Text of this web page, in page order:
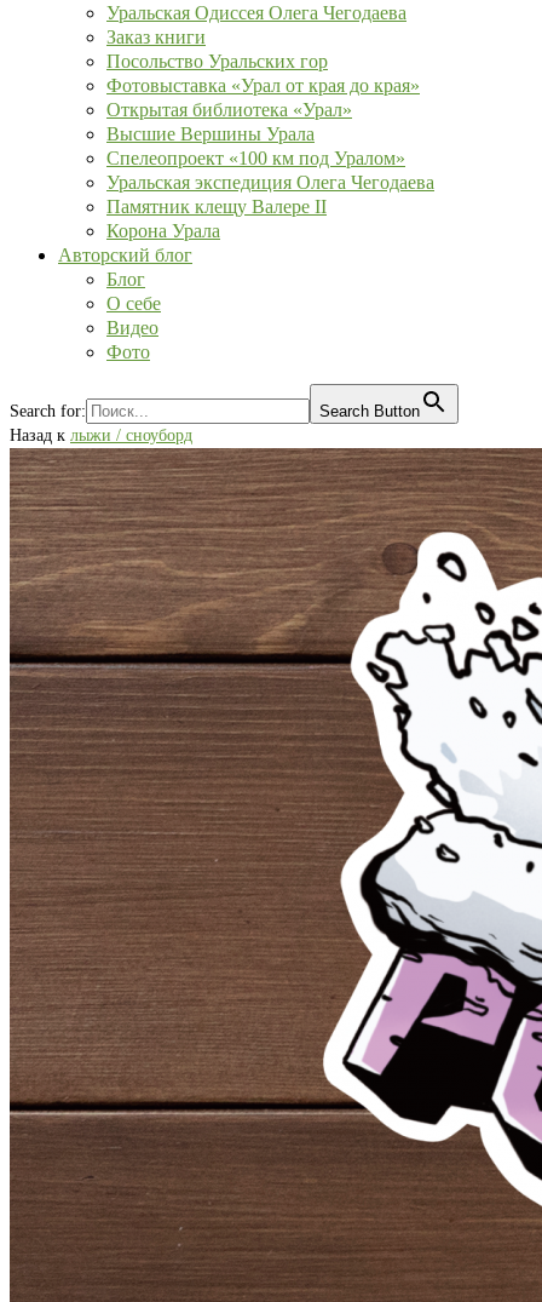
Уральская Одиссея Олега Чегодаева
Заказ книги
Посольство Уральских гор
Фотовыставка «Урал от края до края»
Открытая библиотека «Урал»
Высшие Вершины Урала
Спелеопроект «100 км под Уралом»
Уральская экспедиция Олега Чегодаева
Памятник клещу Валере II
Корона Урала
Авторский блог
Блог
О себе
Видео
Фото
Search for:
Search Button
Назад к лыжи / сноуборд